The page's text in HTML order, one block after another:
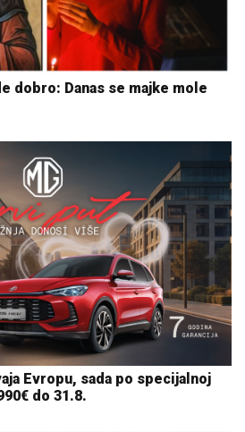
dobro: Danas se majke mole
Evropu, sada po specijalnoj
do 31.8.